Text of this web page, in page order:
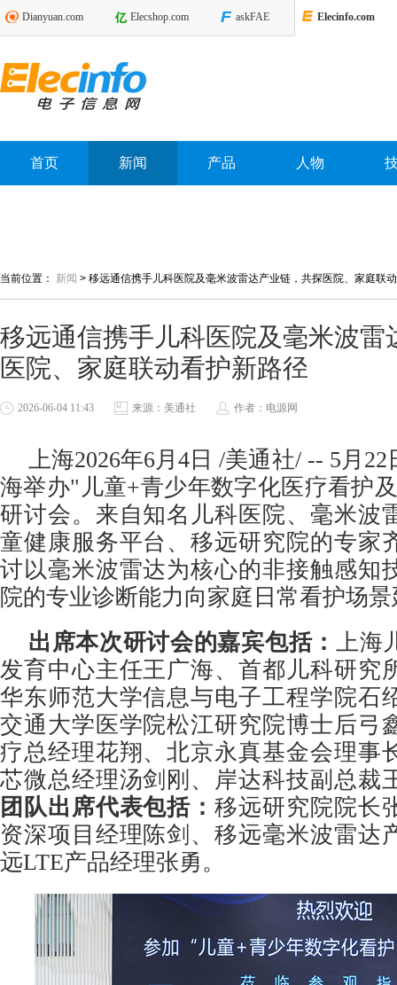
Dianyuan.com Elecshop.com askFAE Elecinfo.com
首页 新闻 产品 人物
当前位置： 新闻 > 移远通信携手儿科医院及毫米波雷达产业链，共探医院、家庭联
移远通信携手儿科医院及毫米波雷
医院、家庭联动看护新路径
2026-06-04 11:43 来源：美通社 作者：电源网
上海2026年6月4日 /美通社/ -- 5月
海举办"儿童+青少年数字化医疗看护
研讨会。来自知名儿科医院、毫米波
童健康服务平台、移远研究院的专家
讨以毫米波雷达为核心的非接触感知
院的专业诊断能力向家庭日常看护场
出席本次研讨会的嘉宾包括： 上海
发育中心主任王广海、首都儿科研究
华东师范大学信息与电子工程学院石
交通大学医学院松江研究院博士后弓
疗总经理花翔、北京永真基金会理事
芯微总经理汤剑刚、岸达科技副总裁
团队出席代表包括：移远研究院院长
资深项目经理陈剑、移远毫米波雷达
远LTE产品经理张勇。